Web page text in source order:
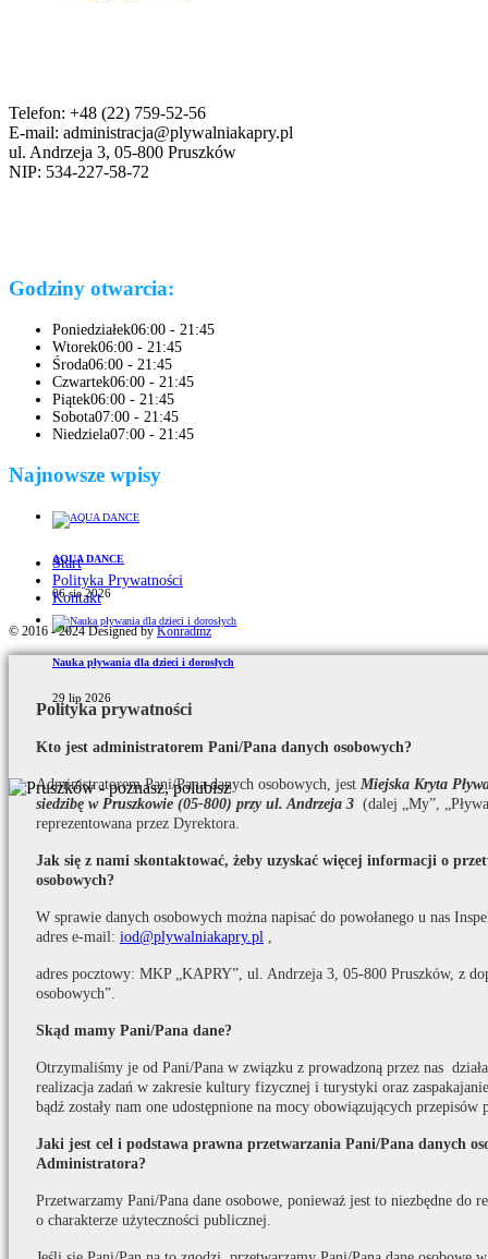
Telefon: +48 (22) 759-52-56
E-mail: administracja@plywalniakapry.pl
ul. Andrzeja 3, 05-800 Pruszków
NIP: 534-227-58-72
Godziny otwarcia:
Poniedziałek06:00 - 21:45
Wtorek06:00 - 21:45
Środa06:00 - 21:45
Czwartek06:00 - 21:45
Piątek06:00 - 21:45
Sobota07:00 - 21:45
Niedziela07:00 - 21:45
Najnowsze wpisy
AQUA DANCE
06 sie 2026
Nauka pływania dla dzieci i dorosłych
29 lip 2026
Start
Polityka Prywatności
Kontakt
© 2016 - 2024 Designed by Konradmz
Polityka prywatności
Kto jest administratorem Pani/Pana danych osobowych?
Administratorem Pani/Pana danych osobowych, jest Miejska Kryta
siedzibę w Pruszkowie (05-800) przy ul. Andrzeja 3 (dalej „My”,
reprezentowana przez Dyrektora.
Jak się z nami skontaktować, żeby uzyskać więcej informacji o
osobowych?
W sprawie danych osobowych można napisać do powołanego u nas
adres e-mail: iod@plywalniakapry.pl ,
adres pocztowy: MKP „KAPRY”, ul. Andrzeja 3, 05-800 Pruszków, z
osobowych”.
Skąd mamy Pani/Pana dane?
Otrzymaliśmy je od Pani/Pana w związku z prowadzoną przez nas
realizacja zadań w zakresie kultury fizycznej i turystyki oraz
bądź zostały nam one udostępnione na mocy obowiązujących przepisów
Jaki jest cel i podstawa prawna przetwarzania Pani/Pana danych
Administratora?
Przetwarzamy Pani/Pana dane osobowe, ponieważ jest to niezbędne do
o charakterze użyteczności publicznej.